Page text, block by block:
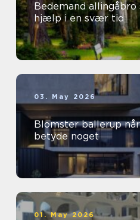
Bedemand allingåbro sådan får du tryg
hjælp i en svær tid
03. May 2026
Blomster ballerup når buketten skal
betyde noget
01. May 2026